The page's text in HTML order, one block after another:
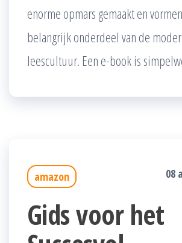
enorme opmars gemaakt en
belangrijk onderdeel van de
leescultuur. Een e-book is
amazon 08
Gids voor het